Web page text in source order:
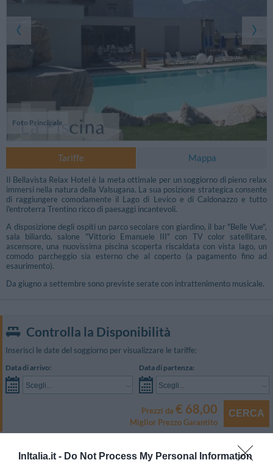
InItalia.it - Do Not Process My Personal Information
Foto Principale
Tariffe Mappa
Il Bellavista Relax Hotel è la meta ottimale per un soggiorno di pieno relax
immersi nella natura della Valsugana. La sua posizione strategica consente
di raggiungere comodamente il Lago di Levico e di Caldonazzo e tutto
l'entroterra Trentino ricco di paesaggi incantevoli.
A disposizione degli ospiti un parco secolare con giardino, il bar "Belle Vue",
sala biliardo, salone "Vittorio Emanuele III" con TV color satellitare,
ascensore, una nuovissima piscina scoperta riscaldata con vista lago, un
comodo parcheggio sia esterno che al coperto (a pagamento fino ad
esaurimento).
Da giugno a settembre sono previste serate con intrattenimento musicale.
Controlla la Disponibilità
Inserisci le date del soggiorno per visualizzare le tariffe:
Data di arrivo:
Scegli...
Data di partenza:
Scegli...
Prezzi da € 68,00
Miglior Prezzo Garantito
CERCA
Tipologia Camera Capienza